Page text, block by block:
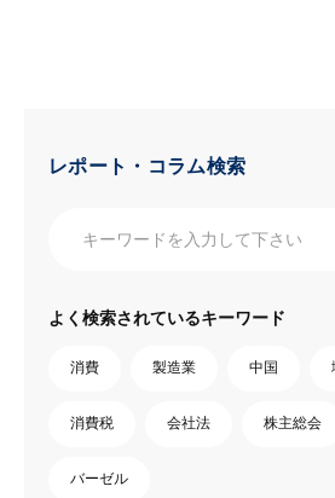
レポート・コラム検索
よく検索されているキーワード
消費 製造業 中国
消費税 会社法 株主総会
バーゼル